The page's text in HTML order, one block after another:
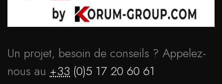
Un projet, besoin de conseils ? Appelez-
nous au +33 (0)5 17 20 60 61